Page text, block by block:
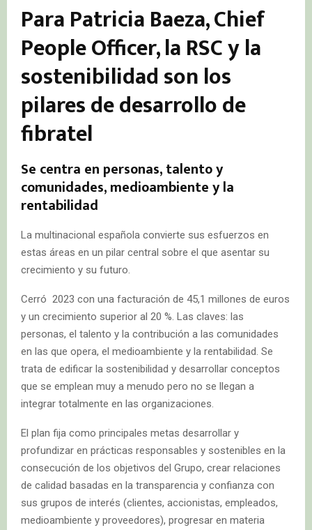
Para Patricia Baeza, Chief
People Officer, la RSC y la
sostenibilidad son los
pilares de desarrollo de
fibratel
Se centra en personas, talento y
comunidades, medioambiente y la
rentabilidad
La multinacional española convierte sus esfuerzos en
estas áreas en un pilar central sobre el que asentar su
crecimiento y su futuro.
Cerró 2023 con una facturación de 45,1 millones de euros
y un crecimiento superior al 20 %. Las claves: las
personas, el talento y la contribución a las comunidades
en las que opera, el medioambiente y la rentabilidad. Se
trata de edificar la sostenibilidad y desarrollar conceptos
que se emplean muy a menudo pero no se llegan a
integrar totalmente en las organizaciones.
El plan fija como principales metas desarrollar y
profundizar en prácticas responsables y sostenibles en la
consecución de los objetivos del Grupo, crear relaciones
de calidad basadas en la transparencia y confianza con
sus grupos de interés (clientes, accionistas, empleados,
medioambiente y proveedores), progresar en materia